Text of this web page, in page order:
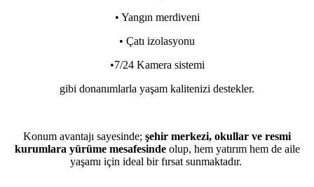
• Yangın merdiveni
• Çatı izolasyonu
•7/24 Kamera sistemi
gibi donanımlarla yaşam kalitenizi destekler.
Konum avantajı sayesinde; şehir merkezi, okullar ve resmi
kurumlara yürüme mesafesindeolup, hem yatırım hem de aile
yaşamı için ideal bir fırsat sunmaktadır.